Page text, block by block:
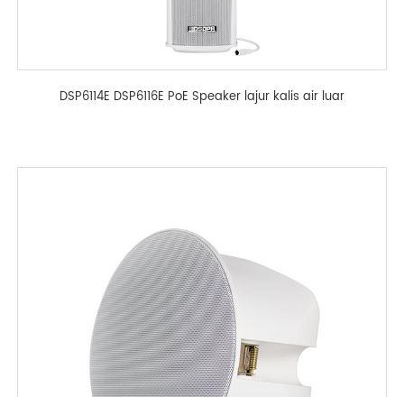
DSP6114E DSP6116E PoE Speaker lajur kalis air luar